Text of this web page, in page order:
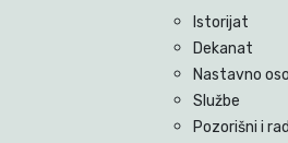
Istorijat
Dekanat
Nastavno
Službe
Pozorišni i